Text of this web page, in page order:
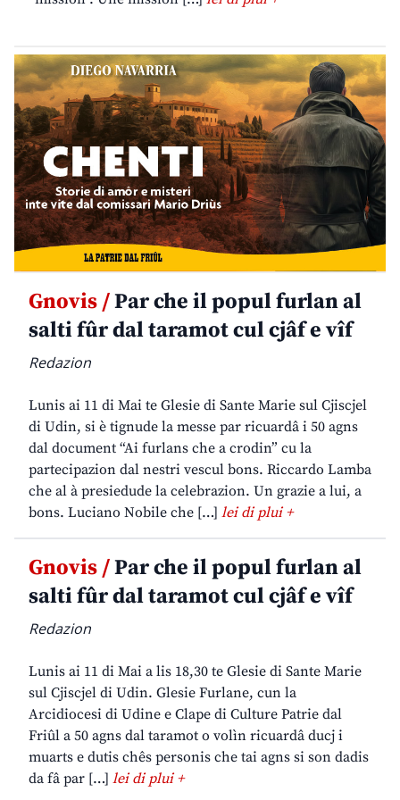
Gnovis /Par che il popul furlan al
salti fûr dal taramot cul cjâf e vîf
Redazion
Lunis ai 11 di Mai te Glesie di Sante Marie sul Cjiscjel
di Udin, si è tignude la messe par ricuardâ i 50 agns
dal document “Ai furlans che a crodin” cu la
partecipazion dal nestri vescul bons. Riccardo Lamba
che al à presiedude la celebrazion. Un grazie a lui, a
bons. Luciano Nobile che […] lei di plui +
Gnovis /Par che il popul furlan al
salti fûr dal taramot cul cjâf e vîf
Redazion
Lunis ai 11 di Mai a lis 18,30 te Glesie di Sante Marie
sul Cjiscjel di Udin. Glesie Furlane, cun la
Arcidiocesi di Udine e Clape di Culture Patrie dal
Friûl a 50 agns dal taramot o volìn ricuardâ ducj i
muarts e dutis chês personis che tai agns si son dadis
da fâ par […] lei di plui +